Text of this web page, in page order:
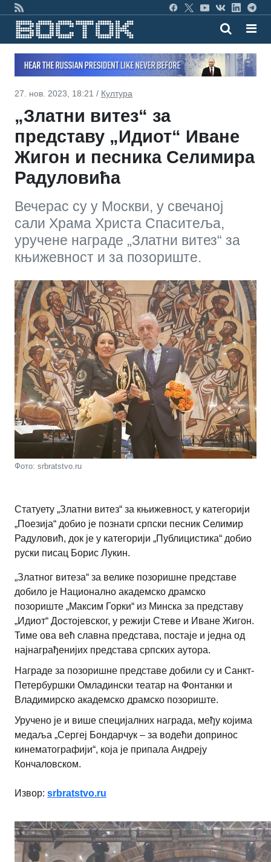
27. нов. 2023, 18:21 / Култура
„Златни витез“ за
представу „Идиот“ Иване
Жигон и песника Селимира
Радуловића
Вечерас су у Москви, у свечаној
сали Храма Христа Спаситеља,
уручене награде „Златни витез“ за
књижевност и за позориште.
Фото: srbratstvo.ru
Статуету „Златни витез“ за књижевност, у категорији
„Поезија“ добио је познати српски песник Селимир
Радуловић, док је у категорији „Публицистика“ добио
руски писац Борис Лукин.
„Златног витеза“ за велике позоришне представе
добило је Национално академско драмско
позориште „Максим Горки“ из Минска за представу
„Идиот“ Достојевског, у режији Стеве и Иване Жигон.
Тиме ова већ славна представа, постаје и једна од
најнаграђенијих представа српских аутора.
Награде за позоришне представе добили су и Санкт-
Петербуршки Омладински театар на Фонтанки и
Владимирско академско драмско позориште.
Уручено је и више специјалних награда, међу којима
медаља „Сергеј Бондарчук – за водећи допринос
кинематографији“, која је припала Андреју
Кончаловском.
Извор: srbratstvo.ru